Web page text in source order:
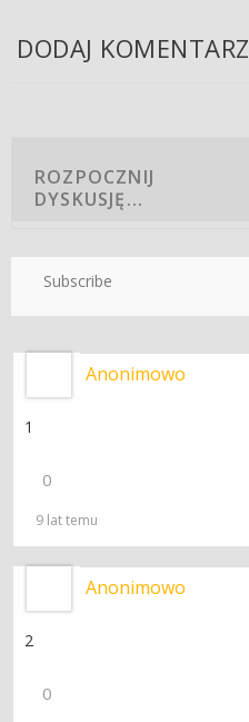
DODAJ KOMENTARZ
Subscribe
Anonimowo
1
0
9 lat temu
Anonimowo
2
0